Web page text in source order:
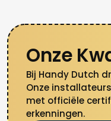
Onze
Bij Handy Dutch
Onze
met officiële
erkenningen.